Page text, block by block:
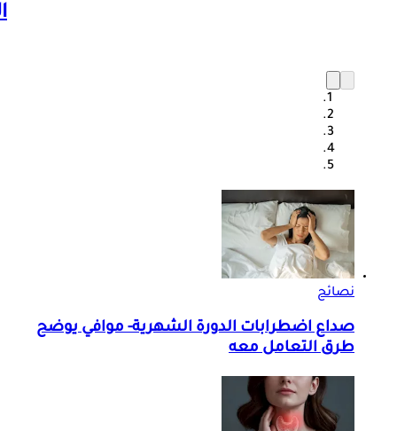
نصائح
صداع اضطرابات الدورة الشهرية- موافي يوضح
طرق التعامل معه